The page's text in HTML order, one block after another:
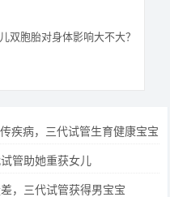
双胞胎对身体影响大不大？
疾病，三代试管生育健康宝宝
管助她重获女儿
，三代试管获得男宝宝